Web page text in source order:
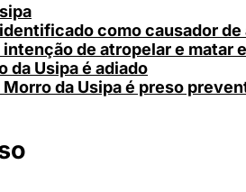
como causador
de atropelar e matar
da Usipa é adiado
da Usipa é preso